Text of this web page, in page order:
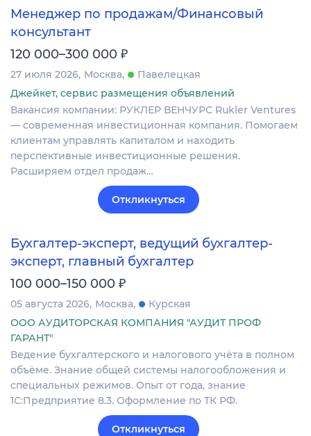
Менеджер по продажам/Финансовый
консультант
120 000–300 000 ₽
27 июля 2026 Москва
Павелецкая
Джейкет, сервис размещения объявлений
Вакансия компании: РУКЛЕР ВЕНЧУРС Rukler Ventures
— современная инвестиционная компания. Помогаем
клиентам управлять капиталом и находить
перспективные инвестиционные решения.
Расширяем отдел продаж…
Откликнуться
Бухгалтер-эксперт, ведущий бухгалтер-
эксперт, главный бухгалтер
100 000–150 000 ₽
05 августа 2026 Москва
Курская
ООО АУДИТОРСКАЯ КОМПАНИЯ "АУДИТ ПРОФ
ГАРАНТ"
Ведение бухгалтерского и налогового учёта в полном
объёме. Знание общей системы налогообложения и
специальных режимов. Опыт от года, знание
1С:Предприятие 8.3. Оформление по ТК РФ.
Откликнуться